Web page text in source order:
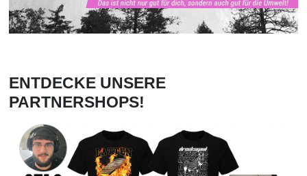
ENTDECKE UNSERE
PARTNERSHOPS!